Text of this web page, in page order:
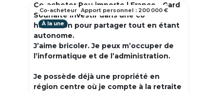
Co-acheter Peu importe | France - Gard
Souhaite investir dans une co
habitation pour partager tout en étant
autonome.
J’aime bricoler. Je peux m’occuper de
l’informatique et de l’administration.
Je possède déjà une propriété en
région centre où je compte à la retraite
À la une
Co-acheteur Apport personnel : 200 000 €